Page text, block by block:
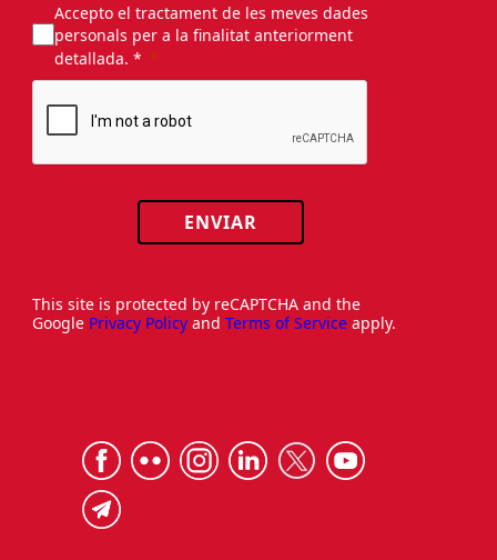
Accepto el tractament de les meves dades
personals per a la finalitat anteriorment
detallada. *
ENVIAR
This site is protected by reCAPTCHA and the
Google Privacy Policy and Terms of Service apply.